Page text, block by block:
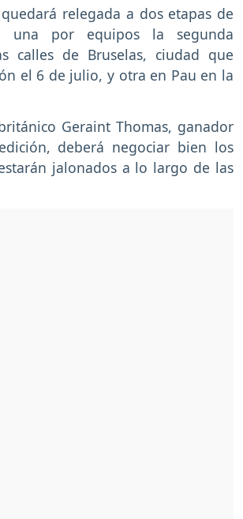
relegada a dos etapas de
una por equipos la segunda
calles de Bruselas, ciudad que
el 6 de julio, y otra en Pau en la
Geraint Thomas, ganador
deberá negociar bien los
jalonados a lo largo de las